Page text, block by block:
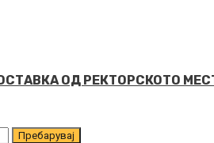
ОД РЕКТОРСКОТО МЕСТО